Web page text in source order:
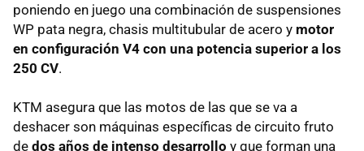
poniendo en juego una combinación de suspensiones
WP pata negra, chasis multitubular de acero y motor
en configuración V4 con una potencia superior a los
250 CV.
KTM asegura que las motos de las que se va a
deshacer son máquinas específicas de circuito fruto
de dos años de intenso desarrollo y que forman una